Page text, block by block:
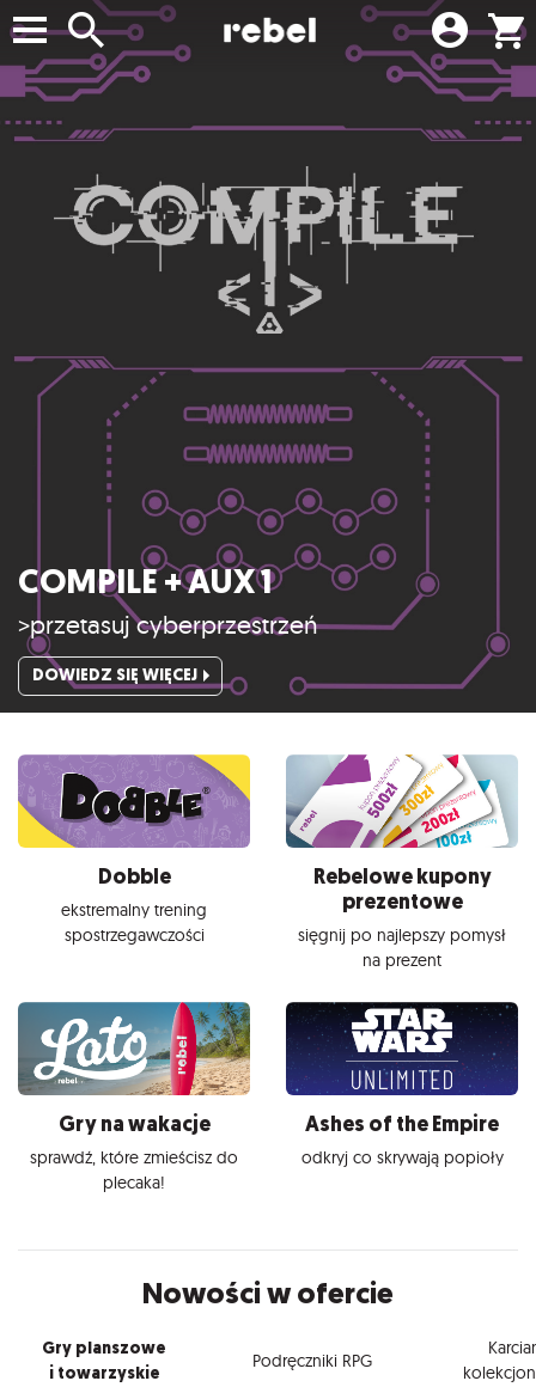
COMPILE + AUX 1
>przetasuj cyberprzestrzeń
DOWIEDZ SIĘ WIĘCEJ
Dobble
ekstremalny trening
spostrzegawczości
Rebelowe kupony
prezentowe
sięgnij po najlepszy pomysł
na prezent
Gry na wakacje
sprawdź, które zmieścisz do
plecaka!
Ashes of the Empire
odkryj co skrywają popioły
Nowości w ofercie
Gry planszowe
i towarzyskie
Podręczniki RPG